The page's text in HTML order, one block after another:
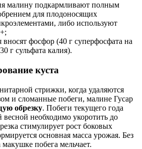
малину подкармливают полным
для плодоносящих
либо используют
вносят фосфор (40 г суперфосфата на
г сульфата калия).
куста
стрижки, когда удаляются
и сломанные побеги, малине Гусар
обрезку. Побеги текущего года
необходимо укоротить до
стимулирует рост боковых
основная масса урожая. Без
побега мельчает.